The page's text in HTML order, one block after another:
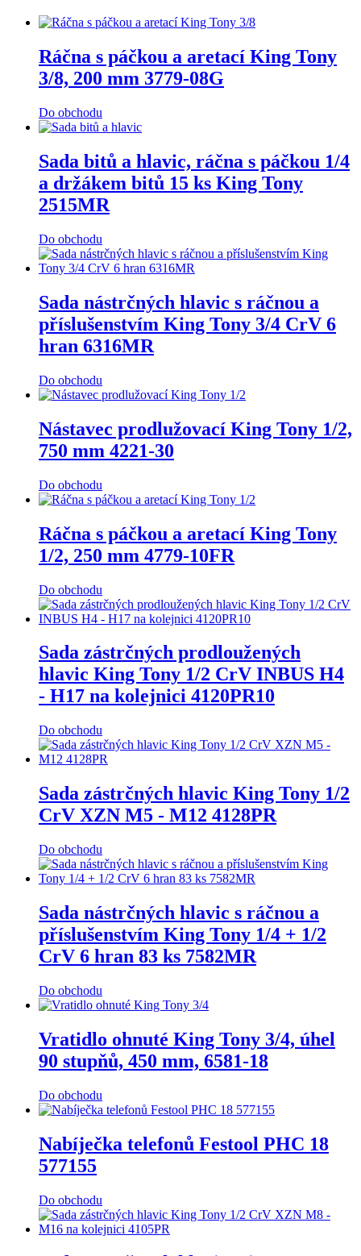
Ráčna s páčkou a aretací King Tony
3/8, 200 mm 3779-08G
Do obchodu
Sada bitů a hlavic, ráčna s páčkou 1/4
a držákem bitů 15 ks King Tony
2515MR
Do obchodu
Sada nástrčných hlavic s ráčnou a
příslušenstvím King Tony 3/4 CrV 6
hran 6316MR
Do obchodu
Nástavec prodlužovací King Tony 1/2,
750 mm 4221-30
Do obchodu
Ráčna s páčkou a aretací King Tony
1/2, 250 mm 4779-10FR
Do obchodu
Sada zástrčných prodloužených
hlavic King Tony 1/2 CrV INBUS H4
- H17 na kolejnici 4120PR10
Do obchodu
Sada zástrčných hlavic King Tony 1/2
CrV XZN M5 - M12 4128PR
Do obchodu
Sada nástrčných hlavic s ráčnou a
příslušenstvím King Tony 1/4 + 1/2
CrV 6 hran 83 ks 7582MR
Do obchodu
Vratidlo ohnuté King Tony 3/4, úhel
90 stupňů, 450 mm, 6581-18
Do obchodu
Nabíječka telefonů Festool PHC 18
577155
Do obchodu